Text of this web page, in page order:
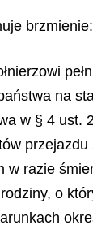
brzmienie:
na
w § 4 ust.
w razie
o